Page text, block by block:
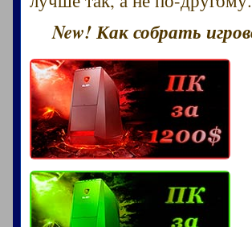
New! Как собрать